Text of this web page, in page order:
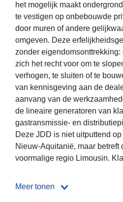
het mogelijk maakt
te vestigen op onbebouwde
door muren of andere
omgeven. Deze
zonder
zich het recht voor om te
verhogen, te sluiten of te
van kennisgeving aan de
aanvang van de
de lineaire generatoren van
gastransmissie- en
Deze JDD is niet uitputtend
Nieuw-Aquitanië, maar betreft
voormalige regio Limousin.
Meer tonen